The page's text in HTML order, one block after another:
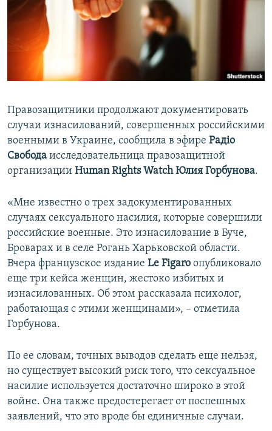
ПОБЕДИТЕЛЕЙ НЕ СУДЯТ?
КРЫМ.НЕПОКОРЕННЫЙ
ELIFBE
УКРАИНСКАЯ ПРОБЛЕМА КРЫМА
ПРИСОЕДИНЯЙТЕСЬ!
Правозащитники продолжают документировать
случаи изнасилований, совершенных российскими
военными в Украине, сообщила в эфире Радіо
Свобода исследовательница правозащитной
организации Human Rights Watch Юлия Горбунова.
«Мне известно о трех задокументированных
случаях сексуального насилия, которые совершили
российские военные. Это изнасилование в Буче,
Броварах и в селе Рогань Харьковской области.
Вчера французское издание Le Figaro опубликовало
еще три кейса женщин, жестоко избитых и
изнасилованных. Об этом рассказала психолог,
работающая с этими женщинами», – отметила
Горбунова.
По ее словам, точных выводов сделать еще нельзя,
но существует высокий риск того, что сексуальное
насилие используется достаточно широко в этой
войне. Она также предостерегает от поспешных
заявлений, что это вроде бы единичные случаи.